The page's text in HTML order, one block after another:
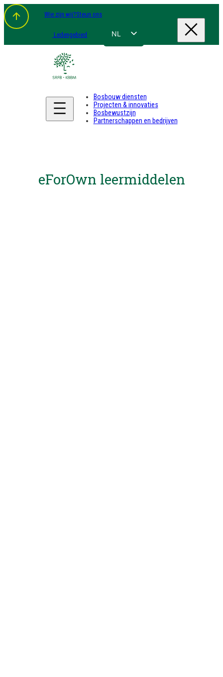
Wie zijn wij?Steun ons
Ledengebied NL
DE
Bosbouw diensten
Projecten & innovaties
Bosbewustzijn
Partnerschappen en bedrijven
eForOwn leermiddelen